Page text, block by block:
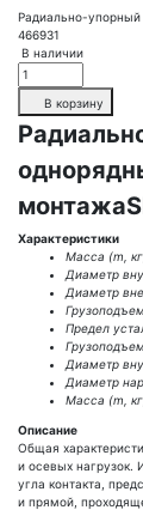
Радиально-
466931
В наличии
В корзину
Характеристики
Масса (m,
Диаметр
Диаметр
Предел
Диаметр
Диаметр
Масса (m,
Описание
Общая
и осевых нагрузок.
угла контакта,
и прямой,